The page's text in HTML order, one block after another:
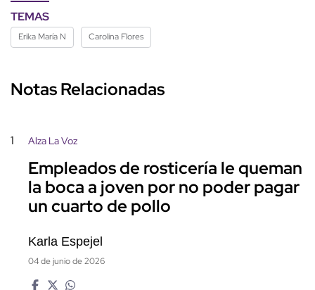
TEMAS
Erika María N Carolina Flores
Notas Relacionadas
1 Alza La Voz
Empleados de rosticería le queman
la boca a joven por no poder pagar
un cuarto de pollo
Karla Espejel
04 de junio de 2026